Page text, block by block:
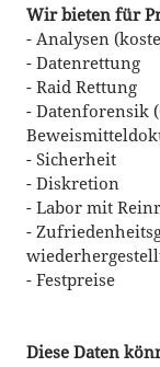
Wir bieten für
- Analysen
- Datenrettung
- Raid Rettung
- Datenforensik
- Sicherheit
- Diskretion
- Labor mit
-
- Festpreise
Diese Daten
PREISE
LABOR -
SSD
HERSTELLER